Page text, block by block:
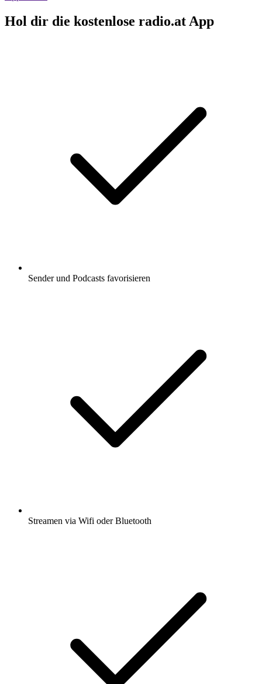
Hol dir die kostenlose radio.at App
Sender und Podcasts favorisieren
Streamen via Wifi oder Bluetooth